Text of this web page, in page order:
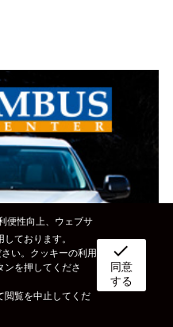
ー カスタム&メンテナンス
便性向上、ウェブサ
ております。
い。クッキーの利用
ンを押してくださ
閲覧を中止してくだ
check
同意
する